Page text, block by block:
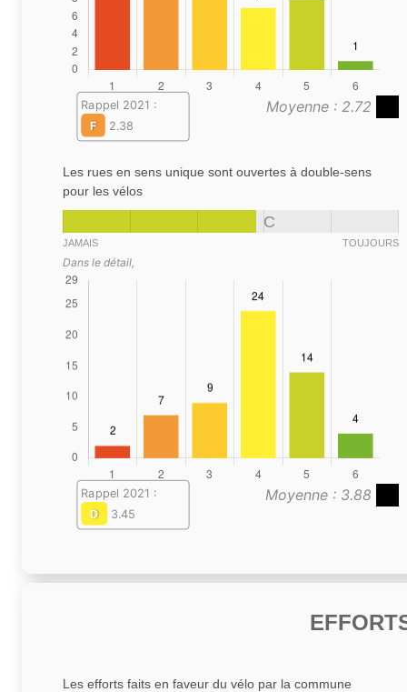
Moyenne : 2.72
Rappel 2021 :
F
2.38
Les rues en sens unique sont ouvertes à double-sens
pour les vélos
C
JAMAIS TOUJOURS
Dans le détail,
Moyenne : 3.88
Rappel 2021 :
D
3.45
Les efforts faits en faveur du vélo par la commune